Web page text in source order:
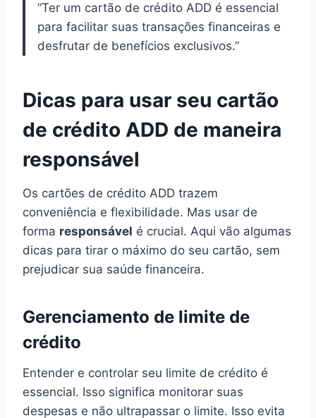
“Ter um cartão de crédito ADD é essencial
para facilitar suas transações financeiras e
desfrutar de benefícios exclusivos.”
Dicas para usar seu cartão
de crédito ADD de maneira
responsável
Os cartões de crédito ADD trazem
conveniência e flexibilidade. Mas usar de
forma responsável é crucial. Aqui vão algumas
dicas para tirar o máximo do seu cartão, sem
prejudicar sua saúde financeira.
Gerenciamento de limite de
crédito
Entender e controlar seu limite de crédito é
essencial. Isso significa monitorar suas
despesas e não ultrapassar o limite. Isso evita